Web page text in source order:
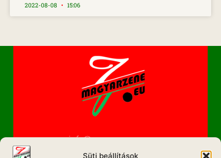
Süti beállítások
2022-08-08 15:06
info@magyarzene.eu